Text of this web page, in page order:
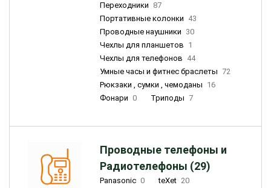
Переходники 87
Портативные колонки 43
Проводные наушники 30
Чехлы для планшетов 1
Чехлы для телефонов 44
Умные часы и фитнес браслеты 72
Рюкзаки , сумки , чемоданы 16
Фонари 0 Триподы 7
Проводные телефоны и
Радиотелефоны (29)
Panasonic 0 teXet 20